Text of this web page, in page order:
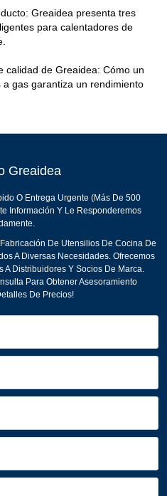
Greaidea presenta tres
para calentadores de
calidad de Greaidea: Cómo un
gas garantiza un rendimiento
Greaidea
O Entrega Urgente (más De 500
Información Y Le Responderemos
De Utensilios De Cocina De
A Diversas Necesidades. Ofrecemos
A Distribuidores Y Socios De Marca.
Para Obtener Asesoramiento
De Precios!